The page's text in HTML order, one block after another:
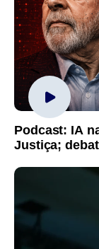
Podcast: IA
Justiça;